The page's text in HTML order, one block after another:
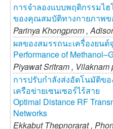
การจำลองแบบพฤติกรรมไ
ของคุณสมบัติทางกายภาพข
Parinya Khongprom ,
ผลของสมรรถนะเครื่องยนต์
Performance of
Piyawat Sritram ,
การปรับกำลังส่งอัตโนมัติข
เครือข่ายเซนเซอร์ไร้สาย
Optimal Distance RF
Networks
Ekkabut Thepnorarat ,